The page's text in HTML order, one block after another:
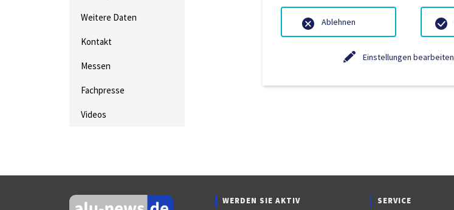
Weitere Daten
Kontakt
Messen
Fachpresse
Videos
WERDEN SIE AKTIV SERVICE
Einstellungen bearbeiten
Ablehnen